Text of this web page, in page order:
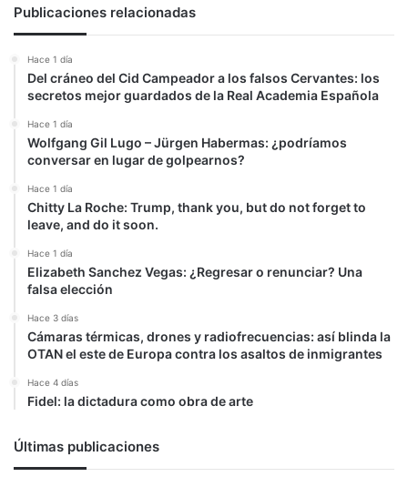
Publicaciones relacionadas
Hace 1 día
Del cráneo del Cid Campeador a los falsos Cervantes: los
secretos mejor guardados de la Real Academia Española
Hace 1 día
Wolfgang Gil Lugo – Jürgen Habermas: ¿podríamos
conversar en lugar de golpearnos?
Hace 1 día
Chitty La Roche: Trump, thank you, but do not forget to
leave, and do it soon.
Hace 1 día
Elizabeth Sanchez Vegas: ¿Regresar o renunciar? Una
falsa elección
Hace 3 días
Cámaras térmicas, drones y radiofrecuencias: así blinda la
OTAN el este de Europa contra los asaltos de inmigrantes
Hace 4 días
Fidel: la dictadura como obra de arte
Últimas publicaciones